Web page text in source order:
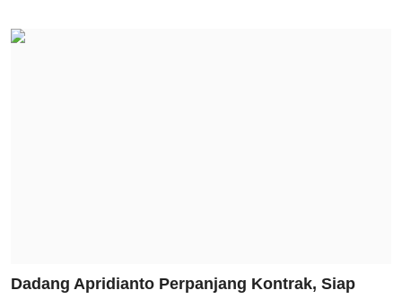
Dadang Apridianto Perpanjang Kontrak, Siap